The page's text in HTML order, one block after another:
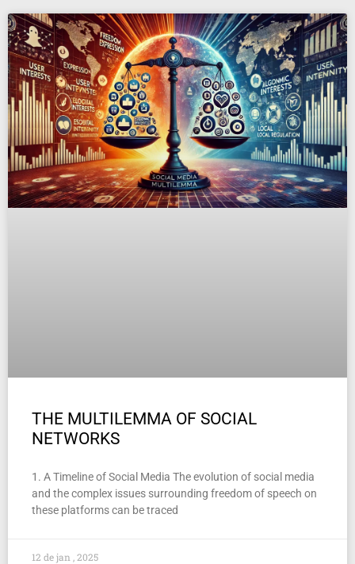
THE MULTILEMMA OF SOCIAL
NETWORKS
1. A Timeline of Social Media The evolution of social media
and the complex issues surrounding freedom of speech on
these platforms can be traced
12 de jan , 2025